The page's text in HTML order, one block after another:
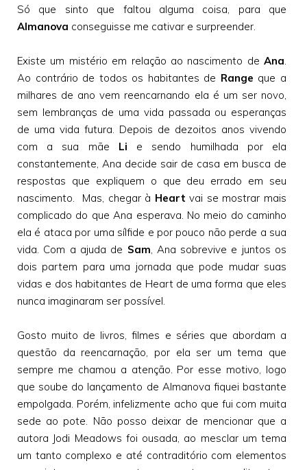
Só que sinto que faltou alguma coisa, para que
Almanova conseguisse me cativar e surpreender.
Existe um mistério em relação ao nascimento de Ana.
Ao contrário de todos os habitantes de Range que a
milhares de ano vem reencarnando ela é um ser novo,
sem lembranças de uma vida passada ou esperanças
de uma vida futura. Depois de dezoitos anos vivendo
com a sua mãe Li e sendo humilhada por ela
constantemente, Ana decide sair de casa em busca de
respostas que expliquem o que deu errado em seu
nascimento. Mas, chegar à Heart vai se mostrar mais
complicado do que Ana esperava. No meio do caminho
ela é ataca por uma sílfide e por pouco não perde a sua
vida. Com a ajuda de Sam, Ana sobrevive e juntos os
dois partem para uma jornada que pode mudar suas
vidas e dos habitantes de Heart de uma forma que eles
nunca imaginaram ser possível.
Gosto muito de livros, filmes e séries que abordam a
questão da reencarnação, por ela ser um tema que
sempre me chamou a atenção. Por esse motivo, logo
que soube do lançamento de Almanova fiquei bastante
empolgada. Porém, infelizmente acho que fui com muita
sede ao pote. Não posso deixar de mencionar que a
autora Jodi Meadows foi ousada, ao mesclar um tema
um tanto complexo e até contraditório com elementos